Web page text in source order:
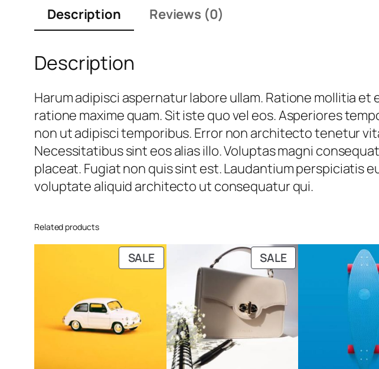
q
u
a
n
t
Description
Reviews (0)
Description
Harum adipisci aspernatur labore ullam. Ratione mollitia
ratione maxime quam. Sit iste quo vel eos. Asperiores
non ut adipisci temporibus. Error non architecto tenetur
Necessitatibus sint eos alias illo. Voluptas magni
placeat. Fugiat non quis sint est. Laudantium perspiciatis
voluptate aliquid architecto ut consequatur qui.
Related products
SALEPRODUCT
ON
SALEPRODUCT
ON
SALE